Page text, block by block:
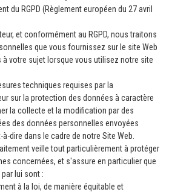
du RGPD (Règlement européen du 27 avril
et conformément au RGPD, nous traitons
que vous fournissez sur le site Web
votre sujet lorsque vous utilisez notre site
techniques requises par la
sur la protection des données à caractère
la collecte et la modification par des
des données personnelles envoyées
dire dans le cadre de notre Site Web.
veille tout particulièrement à protéger
concernées, et s'assure en particulier que
lui sont :
à la loi, de manière équitable et